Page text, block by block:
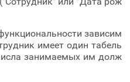
зависим
имеет один табель
занимаемых им долж